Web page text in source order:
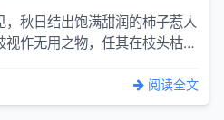
秋日结出饱满甜润的柿子惹人
作无用之物，任其在枝头枯
阅读全文